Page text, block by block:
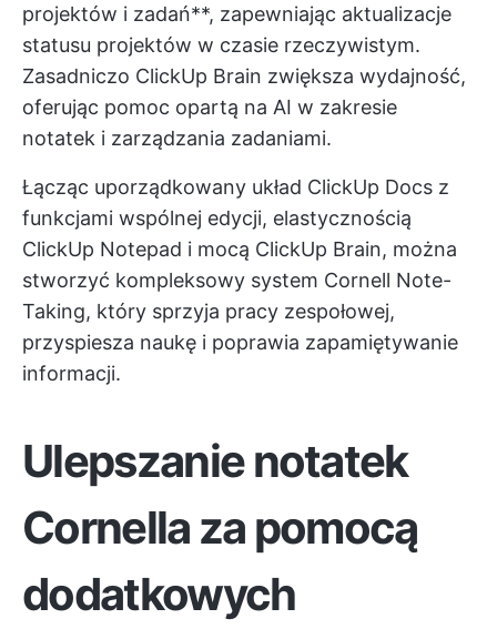
projektów i zadań**, zapewniając aktualizacje
statusu projektów w czasie rzeczywistym.
Zasadniczo ClickUp Brain zwiększa wydajność,
oferując pomoc opartą na AI w zakresie
notatek i zarządzania zadaniami.
Łącząc uporządkowany układ ClickUp Docs z
funkcjami wspólnej edycji, elastycznością
ClickUp Notepad i mocą ClickUp Brain, można
stworzyć kompleksowy system Cornell Note-
Taking, który sprzyja pracy zespołowej,
przyspiesza naukę i poprawia zapamiętywanie
informacji.
Ulepszanie notatek
Cornella za pomocą
dodatkowych